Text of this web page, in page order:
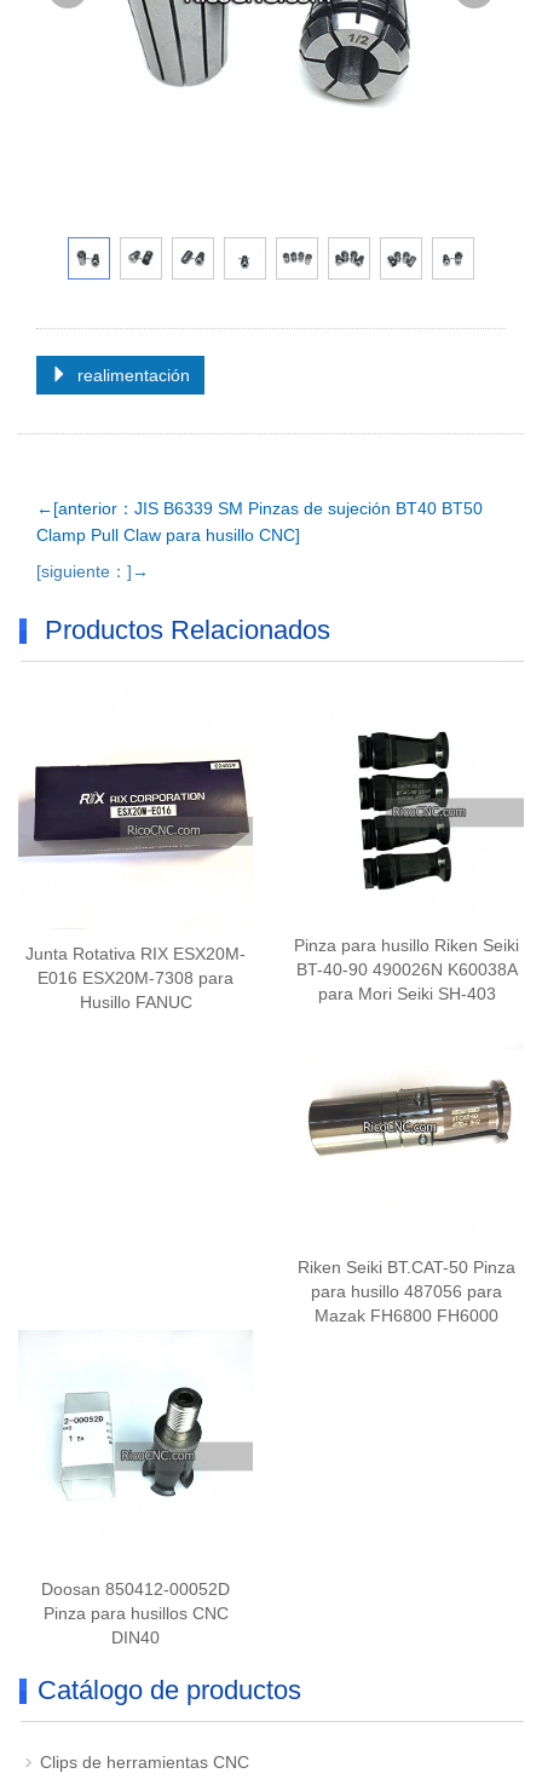
realimentación
←[anterior：JIS B6339 SM Pinzas de sujeción BT40 BT50
Clamp Pull Claw para husillo CNC]
[siguiente：]→
Productos Relacionados
Junta Rotativa RIX ESX20M-
E016 ESX20M-7308 para
Husillo FANUC
Pinza para husillo Riken Seiki
BT-40-90 490026N K60038A
para Mori Seiki SH-403
Riken Seiki BT.CAT-50 Pinza
para husillo 487056 para
Mazak FH6800 FH6000
Doosan 850412-00052D
Pinza para husillos CNC
DIN40
Catálogo de productos
Clips de herramientas CNC